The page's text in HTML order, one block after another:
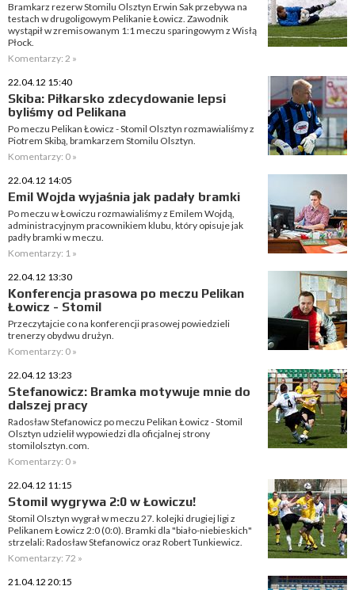
Bramkarz rezerw Stomilu Olsztyn Erwin Sak przebywa na
testach w drugoligowym Pelikanie Łowicz. Zawodnik
wystąpił w zremisowanym 1:1 meczu sparingowym z Wisłą
Płock.
Komentarzy: 2 »
22.04.12 15:40
Skiba: Piłkarsko zdecydowanie lepsi
byliśmy od Pelikana
Po meczu Pelikan Łowicz - Stomil Olsztyn rozmawialiśmy z
Piotrem Skibą, bramkarzem Stomilu Olsztyn.
Komentarzy: 0 »
22.04.12 14:05
Emil Wojda wyjaśnia jak padały bramki
Po meczu w Łowiczu rozmawialiśmy z Emilem Wojdą,
administracyjnym pracownikiem klubu, który opisuje jak
padły bramki w meczu.
Komentarzy: 1 »
22.04.12 13:30
Konferencja prasowa po meczu Pelikan
Łowicz - Stomil
Przeczytajcie co na konferencji prasowej powiedzieli
trenerzy obydwu drużyn.
Komentarzy: 0 »
22.04.12 13:23
Stefanowicz: Bramka motywuje mnie do
dalszej pracy
Radosław Stefanowicz po meczu Pelikan Łowicz - Stomil
Olsztyn udzielił wypowiedzi dla oficjalnej strony
stomilolsztyn.com.
Komentarzy: 0 »
22.04.12 11:15
Stomil wygrywa 2:0 w Łowiczu!
Stomil Olsztyn wygrał w meczu 27. kolejki drugiej ligi z
Pelikanem Łowicz 2:0 (0:0). Bramki dla "biało-niebieskich"
strzelali: Radosław Stefanowicz oraz Robert Tunkiewicz.
Komentarzy: 72 »
21.04.12 20:15